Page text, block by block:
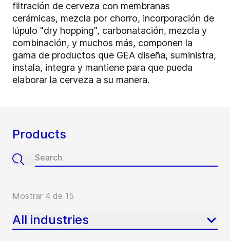
filtración de cerveza con membranas
cerámicas, mezcla por chorro, incorporación de
lúpulo "dry hopping", carbonatación, mezcla y
combinación, y muchos más, componen la
gama de productos que GEA diseña, suministra,
instala, integra y mantiene para que pueda
elaborar la cerveza a su manera.
Products
Mostrar 4 de 15
All industries